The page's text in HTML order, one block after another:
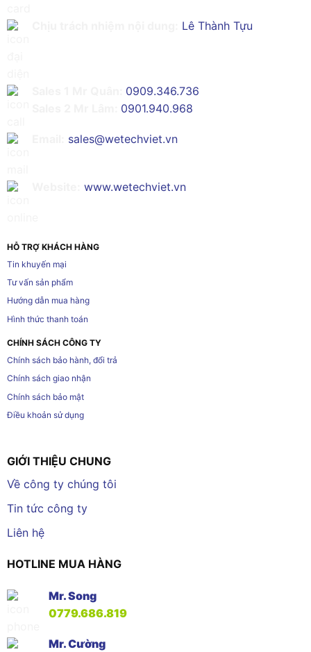
Lê Thành Tựu
0909.346.736
0901.940.968
sales@wetechviet.vn
www.wetechviet.vn
HỖ TRỢ KHÁCH HÀNG
Tin khuyến mại
Tư vấn sản phẩm
Hướng dẫn mua hàng
Hình thức thanh toán
CHÍNH SÁCH CÔNG TY
Chính sách bảo hành, đổi trả
Chính sách giao nhận
Chính sách bảo mật
Điều khoản sử dụng
GIỚI THIỆU CHUNG
Về công ty chúng tôi
Tin tức công ty
Liên hệ
HOTLINE MUA HÀNG
Mr. Song
0779.686.819
Mr. Cường